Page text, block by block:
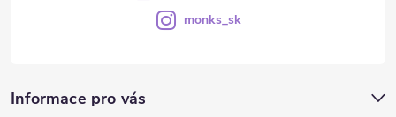
Informace pro vás
monks_sk